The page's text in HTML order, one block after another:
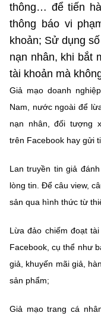
thông… để tiến
thông báo vi
khoản; Sử dụng
nạn nhân, khi bắt
tài khoản mà
Giả mạo doanh
Nam, nước ngoài để
nạn nhân, đối tượng
trên Facebook hay gửi
Lan truyền tin giả
lòng tin. Để câu view,
sản qua hình thức từ
Lừa đảo chiếm đoạt
Facebook, cụ thể như
giả, khuyến mãi giả,
sản phẩm;
Giả mạo trang cá